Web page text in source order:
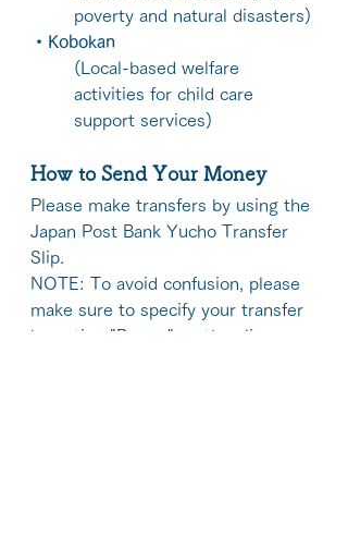
poverty and natural disasters)
・Kobokan
(Local-based welfare
activities for child care
support services)
How to Send Your Money
Please make transfers by using the
Japan Post Bank Yucho Transfer
Slip.
NOTE: To avoid confusion, please
make sure to specify your transfer
by noting "Bazaar" on the slip.